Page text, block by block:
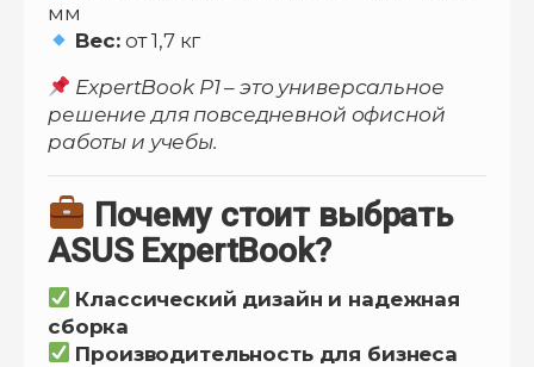
мм
Вес:от 1,7 кг
ExpertBook P1 – это универсальное
решение для повседневной офисной
работы и учебы.
Почему стоит выбрать
ASUS ExpertBook?
Классический дизайн и надежная
сборка
Производительность для бизнеса